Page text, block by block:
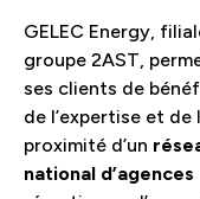
GELEC Energy,
groupe 2AST,
ses clients de
de l’expertise et de
proximité d’un
national d’agences